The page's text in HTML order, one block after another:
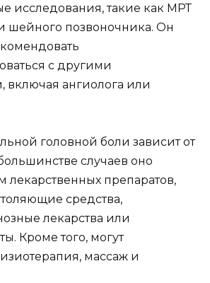
исследования, такие как МРТ
шейного позвоночника. Он
с другими
включая ангиолога или
головной боли зависит от
случаев оно
лекарственных препаратов,
средства,
лекарства или
Кроме того, могут
массаж и